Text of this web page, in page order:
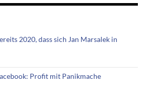
2020, dass sich Jan Marsalek in
Profit mit Panikmache